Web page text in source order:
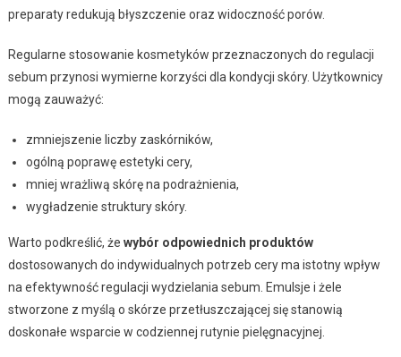
preparaty redukują błyszczenie oraz widoczność porów.
Regularne stosowanie kosmetyków przeznaczonych do regulacji
sebum przynosi wymierne korzyści dla kondycji skóry. Użytkownicy
mogą zauważyć:
zmniejszenie liczby zaskórników,
ogólną poprawę estetyki cery,
mniej wrażliwą skórę na podrażnienia,
wygładzenie struktury skóry.
Warto podkreślić, że wybór odpowiednich produktów
dostosowanych do indywidualnych potrzeb cery ma istotny wpływ
na efektywność regulacji wydzielania sebum. Emulsje i żele
stworzone z myślą o skórze przetłuszczającej się stanowią
doskonałe wsparcie w codziennej rutynie pielęgnacyjnej.